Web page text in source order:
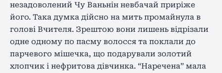
незадоволений Чу Ваньнін невбачай приріже
його. Така думка дійсно на мить промайнула в
голові Вчителя. Зрештою вони лишень відрізали
одне одному по пасму волосся та поклали до
парчевого мішечка, що подарували золотий
хлопчик і нефритова дівчинка. “Наречена” мала